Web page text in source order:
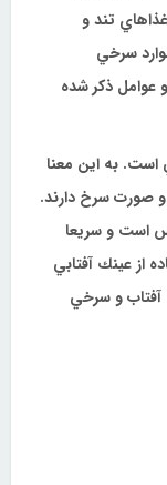
تند و
سرخي
عوامل ذكر شده
به اين معنا
و صورت سرخ دارند.
است و سريعا
از عينك آفتابي
و سرخي